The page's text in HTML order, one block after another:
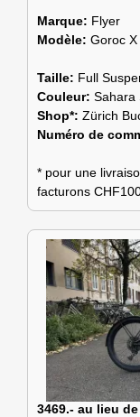
Marque: Flyer
Modèle: Goroc
Taille: Full
Couleur: Sahara
Shop*: Zürich
Numéro de
* pour une
facturons
3469.- au lieu